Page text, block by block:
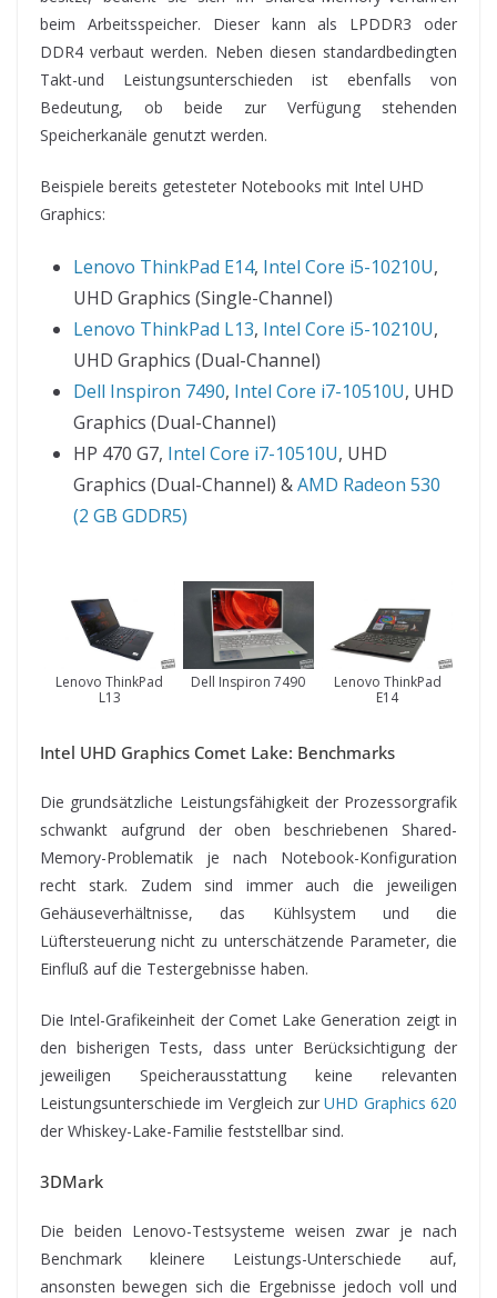
beim Arbeitsspeicher. Dieser kann als LPDDR3 oder
DDR4 verbaut werden. Neben diesen standardbedingten
Takt-und Leistungsunterschieden ist ebenfalls von
Bedeutung, ob beide zur Verfügung stehenden
Speicherkanäle genutzt werden.
Beispiele bereits getesteter Notebooks mit Intel UHD
Graphics:
Lenovo ThinkPad E14, Intel Core i5-10210U,
UHD Graphics (Single-Channel)
Lenovo ThinkPad L13, Intel Core i5-10210U,
UHD Graphics (Dual-Channel)
Dell Inspiron 7490, Intel Core i7-10510U, UHD
Graphics (Dual-Channel)
HP 470 G7, Intel Core i7-10510U, UHD
Graphics (Dual-Channel) &AMD Radeon 530
(2 GB GDDR5)
Lenovo ThinkPad
L13
Dell Inspiron 7490
Lenovo ThinkPad
E14
Intel UHD Graphics Comet Lake: Benchmarks
Die grundsätzliche Leistungsfähigkeit der Prozessorgrafik
schwankt aufgrund der oben beschriebenen Shared-
Memory-Problematik je nach Notebook-Konfiguration
recht stark. Zudem sind immer auch die jeweiligen
Gehäuseverhältnisse, das Kühlsystem und die
Lüftersteuerung nicht zu unterschätzende Parameter, die
Einfluß auf die Testergebnisse haben.
Die Intel-Grafikeinheit der Comet Lake Generation zeigt in
den bisherigen Tests, dass unter Berücksichtigung der
jeweiligen Speicherausstattung keine relevanten
Leistungsunterschiede im Vergleich zurUHD Graphics 620
der Whiskey-Lake-Familie feststellbar sind.
3DMark
Die beiden Lenovo-Testsysteme weisen zwar je nach
Benchmark kleinere Leistungs-Unterschiede auf,
ansonsten bewegen sich die Ergebnisse jedoch voll und